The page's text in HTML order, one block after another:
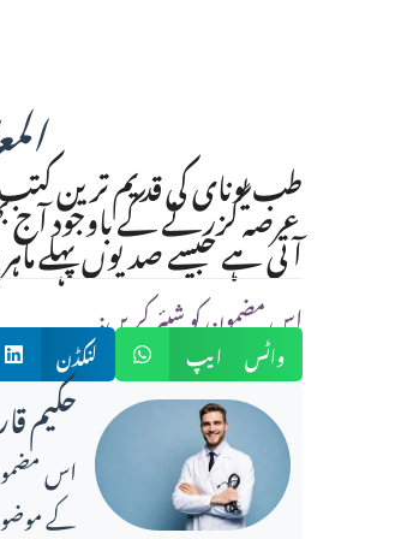
طب یونای کی قدیم ترین
عرصہ گزرنے کے باوجود آج
آتی ہے جیسے صدیوں پہلے
:اس مضمون کو شیئر کریں
لنکڈن واٹس ایپ
حکیم
کے